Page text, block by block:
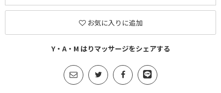
お気に入りに追加
Y・A・M はりマッサージをシェアする